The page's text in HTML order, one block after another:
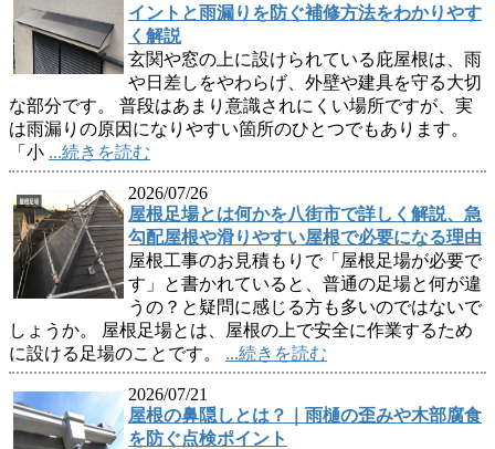
イントと雨漏りを防ぐ補修方法をわかりやす
く解説
玄関や窓の上に設けられている庇屋根は、雨
や日差しをやわらげ、外壁や建具を守る大切
な部分です。 普段はあまり意識されにくい場所ですが、実
は雨漏りの原因になりやすい箇所のひとつでもあります。
「小 ...続きを読む
2026/07/26
屋根足場とは何かを八街市で詳しく解説、急
勾配屋根や滑りやすい屋根で必要になる理由
屋根工事のお見積もりで「屋根足場が必要で
す」と書かれていると、普通の足場と何が違
うの？と疑問に感じる方も多いのではないで
しょうか。 屋根足場とは、屋根の上で安全に作業するため
に設ける足場のことです。 ...続きを読む
2026/07/21
屋根の鼻隠しとは？｜雨樋の歪みや木部腐食
を防ぐ点検ポイント